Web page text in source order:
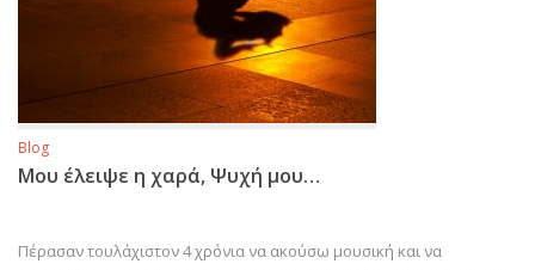
Blog
Μου έλειψε η χαρά, Ψυχή μου…
Πέρασαν τουλάχιστον 4 χρόνια να ακούσω μουσική και να